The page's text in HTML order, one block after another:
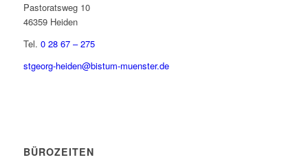
Pastoratsweg 10
46359 Heiden
Tel. 0 28 67 – 275
stgeorg-heiden@bistum-muenster.de
BÜROZEITEN